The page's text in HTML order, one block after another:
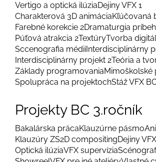
Vertigo a optická ilúziaDejiny VFX 1
Charakterová 3D animáciaKľúčovaná
Farebné korekcie 2Dramaturgia
Púťová atrakcia 2TextúryTvorba
Sccenografia médiíInterdisciplinárny
Interdisciplinárny projekt 2Teória a
Základy programovaniaMimoškolské
Spolupráca na projektochStáž VFX
Projekty BC 3.ročník
Bakalárska prácaKlauzúrne pásmo
Klauzúry ZS2D compositingDejiny
Optická ilúziaVFX supervízia